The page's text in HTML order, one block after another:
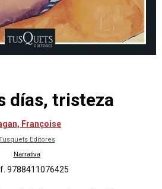
días, tristeza
Françoise
Editores
Narrativa
9788411076425